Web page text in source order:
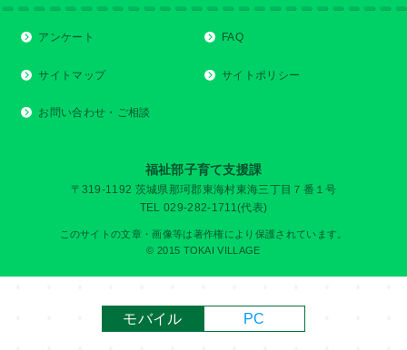
アンケート FAQ
サイトマップ サイトポリシー
お問い合わせ・ご相談
福祉部子育て支援課
〒319-1192 茨城県那珂郡東海村東海三丁目７番１号
TEL 029-282-1711(代表)
このサイトの文章・画像等は著作権により保護されています。
© 2015 TOKAI VILLAGE
モバイル PC